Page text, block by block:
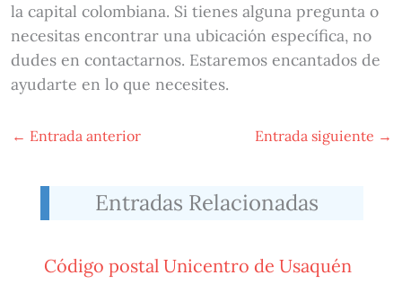
la capital colombiana. Si tienes alguna pregunta o
necesitas encontrar una ubicación específica, no
dudes en contactarnos. Estaremos encantados de
ayudarte en lo que necesites.
← Entrada anterior Entrada siguiente →
Entradas Relacionadas
Código postal Unicentro de Usaquén